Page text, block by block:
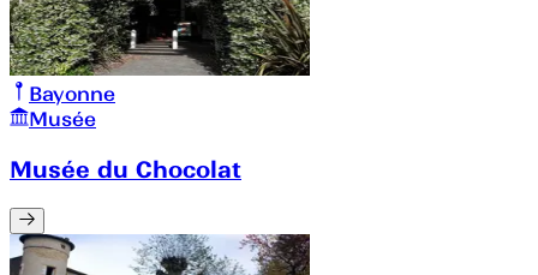
Bayonne
Musée
Musée du Chocolat